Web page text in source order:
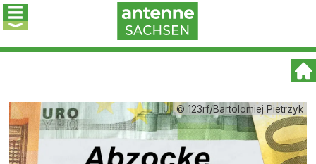
© 123rf/Bartolomiej Pietrzyk